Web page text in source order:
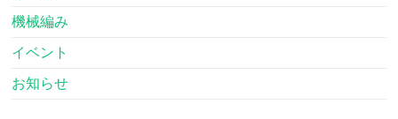
機械編み
イベント
お知らせ